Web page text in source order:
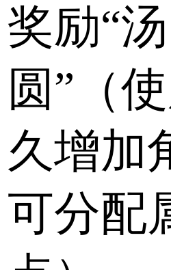
奖励“汤
圆”（
久增加
可分配